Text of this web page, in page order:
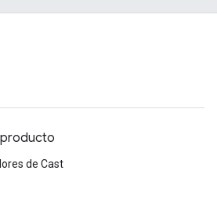
de Cast